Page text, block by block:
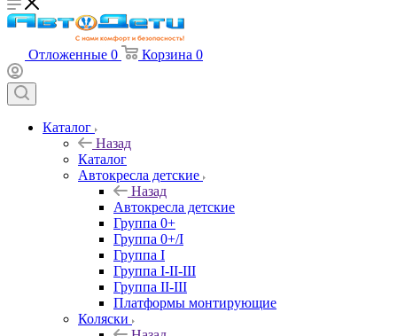
Отложенные 0 Корзина 0
Каталог
Назад
Каталог
Автокресла детские
Назад
Автокресла детские
Группа 0+
Группа 0+/I
Группа I
Группа I-II-III
Группа II-III
Платформы монтирующие
Коляски